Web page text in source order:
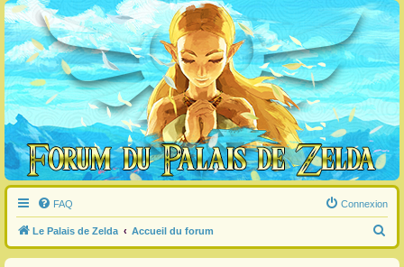
FAQ Connexion
Le Palais de Zelda Accueil du forum
e